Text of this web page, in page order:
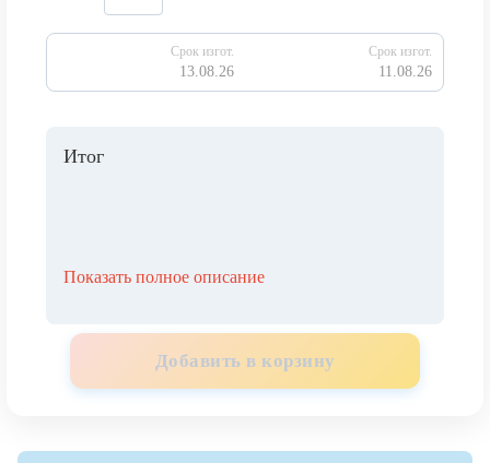
Срок изгот.
13.08.26
Срок изгот.
11.08.26
Итог
Показать полное описание
Добавить в корзину